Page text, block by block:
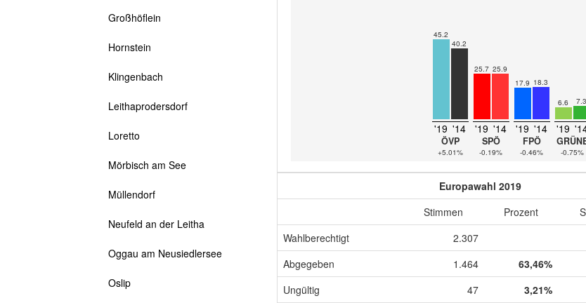
Großhöflein
Hornstein
Klingenbach
Leithaprodersdorf
Loretto
Mörbisch am See
Müllendorf
Neufeld an der Leitha
Oggau am Neusiedlersee
Oslip
45.2
40.2
'19 '14
ÖVP
+5.01%
25.7 25.9
'19 '14
SPÖ
-0.19%
17.9 18.3
'19 '14
FPÖ
-0.46%
6.6 7.3
'19
-0.75%
Europawahl 2019
Stimmen
Prozent
Wahlberechtigt
2.307
Abgegeben
1.464 63,46%
Ungültig
47 3,21%